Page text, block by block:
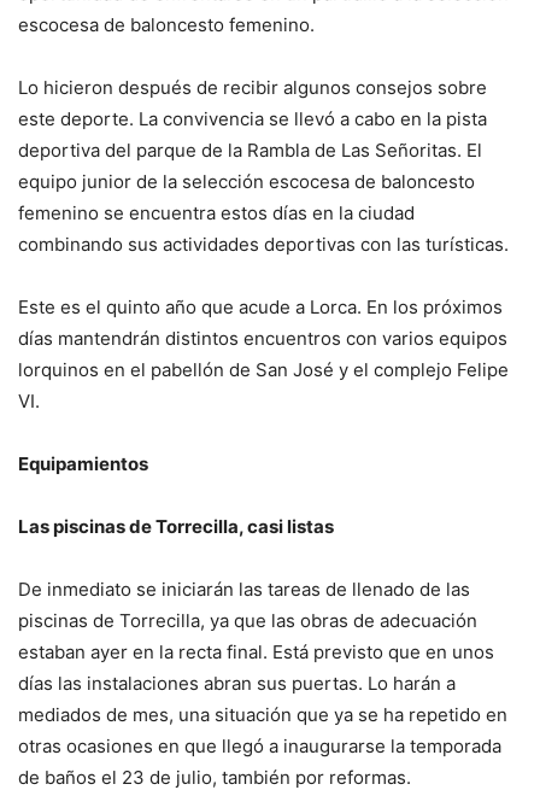
escocesa de baloncesto femenino.
Lo hicieron después de recibir algunos consejos sobre
este deporte. La convivencia se llevó a cabo en la pista
deportiva del parque de la Rambla de Las Señoritas. El
equipo junior de la selección escocesa de baloncesto
femenino se encuentra estos días en la ciudad
combinando sus actividades deportivas con las turísticas.
Este es el quinto año que acude a Lorca. En los próximos
días mantendrán distintos encuentros con varios equipos
lorquinos en el pabellón de San José y el complejo Felipe
VI.
Equipamientos
Las piscinas de Torrecilla, casi listas
De inmediato se iniciarán las tareas de llenado de las
piscinas de Torrecilla, ya que las obras de adecuación
estaban ayer en la recta final. Está previsto que en unos
días las instalaciones abran sus puertas. Lo harán a
mediados de mes, una situación que ya se ha repetido en
otras ocasiones en que llegó a inaugurarse la temporada
de baños el 23 de julio, también por reformas.